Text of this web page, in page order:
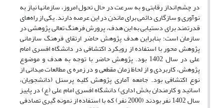
در چشم انداز رقابتی و به سرعت در حال تحول امروز، سازمان­ها نیاز به
نوآوری و سازگاری دائمی برای ماندن در این عرصه دارند. یکی از راه‌های
قدرتمند برای دستیابی به این هدف، پرورش فرهنگ تعالی پژوهشی در
سازمان است؛ بنابراین هدف پژوهش حاضر ارتقای فرهنگ سازمانی
پژوهش محور با استفاده از رویکرد اکتشافی در دانشگاه افسری امام
علی در سال 1402 بود. پژوهش حاضر با توجه به هدف و موضوع
پژوهش، کاربردی و از لحاظ زمان مقطعی و در زمره ی مطالعات میدانی از
نوع اکتشافی بود. جامعه آماری پژوهش کلیه پرسنل (دانشجویان،
اساتید و کارمندان بخش اداری) دانشگاه افسری امام علی (ع) در پاییز
سال 1402 نفر بودند (2000 نفر) که با استفاده از نمونه گیری تصادفی